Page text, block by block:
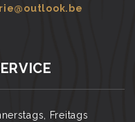
Freitags